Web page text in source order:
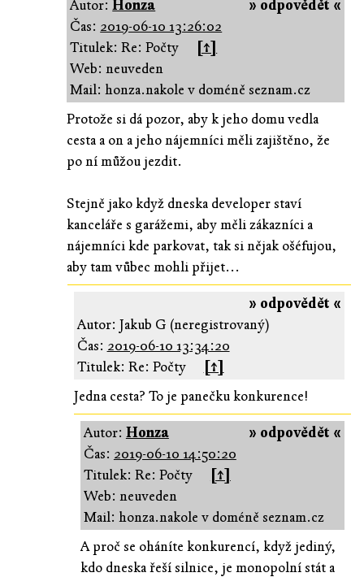
» odpovědět «
Autor:Honza
Čas: 2019-06-10 13:26:02
Titulek: Re: Počty
[↑]
Web: neuveden
Mail: honza.nakole v doméně seznam.cz
Protože si dá pozor, aby k jeho domu vedla
cesta a on a jeho nájemníci měli zajištěno, že
po ní můžou jezdit.
Stejně jako když dneska developer staví
kanceláře s garážemi, aby měli zákazníci a
nájemníci kde parkovat, tak si nějak ošéfujou,
aby tam vůbec mohli přijet...
» odpovědět «
Autor: Jakub G (neregistrovaný)
Čas: 2019-06-10 13:34:20
Titulek: Re: Počty
[↑]
Jedna cesta? To je panečku konkurence!
» odpovědět «
Autor: Honza
Čas: 2019-06-10 14:50:20
Titulek: Re: Počty
[↑]
Web: neuveden
Mail: honza.nakole v doméně seznam.cz
A proč se oháníte konkurencí, když jediný,
kdo dneska řeší silnice, je monopolní stát a